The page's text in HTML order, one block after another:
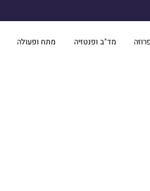
פרוזה מד"ב ופנטזיה מתח ופעולה